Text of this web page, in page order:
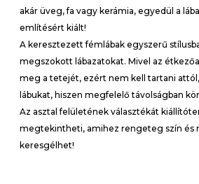
akár üveg, fa vagy kerámia, egyedül a
említésért kiált!
A keresztezett fémlábak egyszerű
megszokott lábazatokat. Mivel az
meg a tetejét, ezért nem kell tartani
lábukat, hiszen megfelelő távolságban
Az asztal felületének választékát
megtekintheti, amihez rengeteg szín és
keresgélhet!